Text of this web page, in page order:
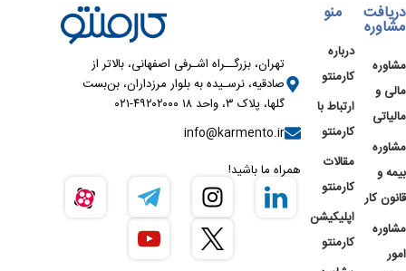
دریافت
مشاوره
مشاوره
مالی و
مالیاتی
مشاوره
بیمه و
قانون کار
مشاوره
امور
منو
درباره
کارمنتو
ارتباط با
کارمنتو
مقالات
کارمنتو
اپلیکیشن
کارمنتو
تهران، بزرگــراه اشـرفی اصفهانی، بالاتر از
صادقیه، نرسـیده به بلوار مرزداران، بن‌بست
گلها، پلاک ۳، واحد ۱۸ ۴۹۲۰۲۰۰۰-۰۲۱
info@karmento.ir
همراه ما باشید!